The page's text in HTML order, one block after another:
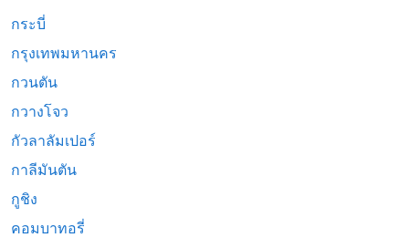
กระบี่
กรุงเทพมหานคร
กวนตัน
กวางโจว
กัวลาลัมเปอร์
กาลีมันตัน
กูชิง
คอมบาทอรี่